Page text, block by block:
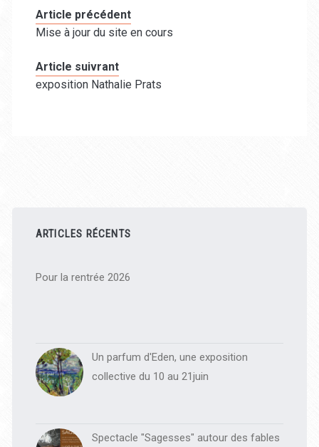
Article précédent
Mise à jour du site en cours
Article suivrant
exposition Nathalie Prats
latérale
principale
ARTICLES RÉCENTS
Pour la rentrée 2026
Un parfum d'Eden, une exposition
collective du 10 au 21juin
Spectacle "Sagesses" autour des fables